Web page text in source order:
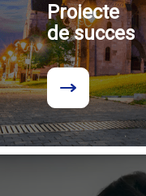
Proiecte
de succes